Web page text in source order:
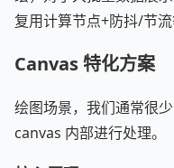
复用计算节点+防抖/节流
Canvas 特化方案
绘图场景，我们通常很
canvas 内部进行处理。